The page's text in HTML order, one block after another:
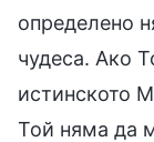
определено
чудеса. Ако
истинското
Той няма да